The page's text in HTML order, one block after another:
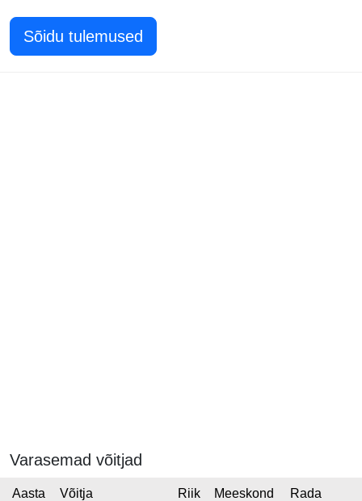
Sõidu tulemused
Varasemad võitjad
Aasta Võitja Riik Meeskond Rada